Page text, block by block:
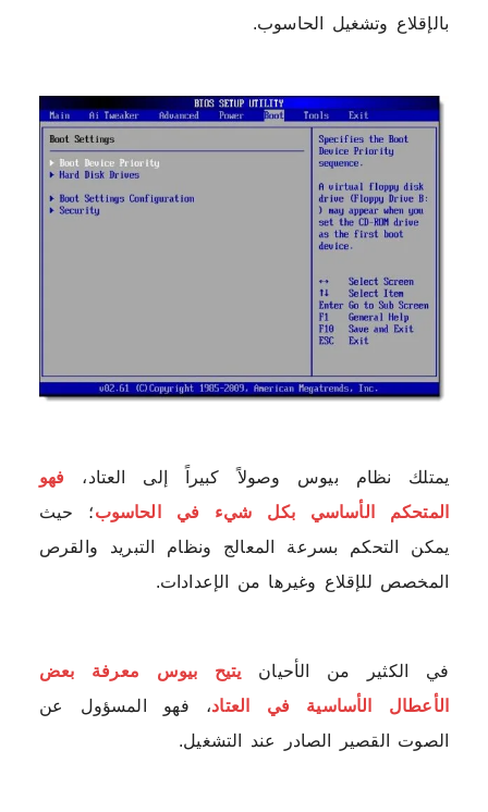
بالإقلاع وتشغيل الحاسوب.
يمتلك نظام بيوس وصولاً كبيراً إلى العتاد، فهو
المتحكم الأساسي بكل شيء في الحاسوب؛ حيث
يمكن التحكم بسرعة المعالج ونظام التبريد والقرص
المخصص للإقلاع وغيرها من الإعدادات.
في الكثير من الأحيان يتيح بيوس معرفة بعض
الأعطال الأساسية في العتاد، فهو المسؤول عن
الصوت القصير الصادر عند التشغيل.